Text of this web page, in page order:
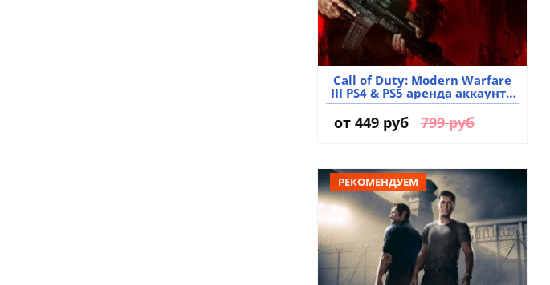
Call of Duty: Modern Warfare
III PS4 & PS5 аренда аккаунта
игры
от 449 руб 799 руб
РЕКОМЕНДУЕМ